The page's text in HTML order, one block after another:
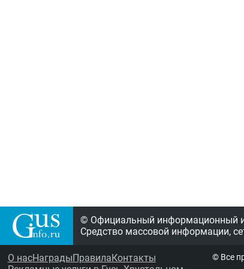
© Официальный информационный
Средство массовой информации,
О насНаграды Правила Контакты
© Все